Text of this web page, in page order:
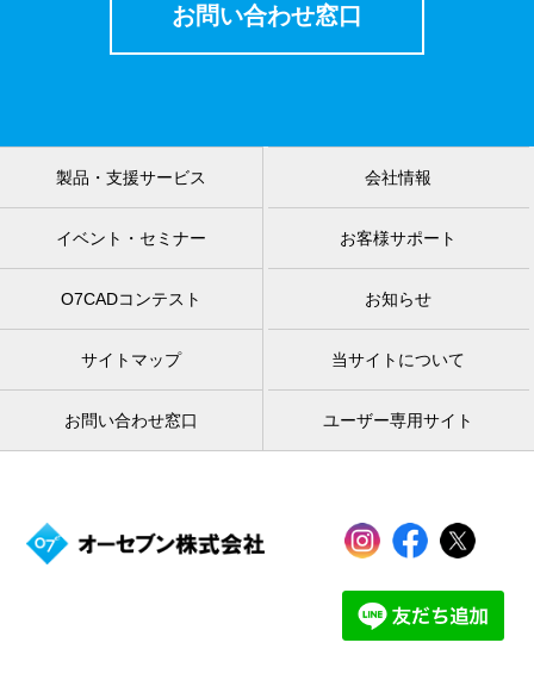
お問い合わせ窓口
製品・支援サービス 会社情報
イベント・セミナー お客様サポート
O7CADコンテスト お知らせ
サイトマップ 当サイトについて
お問い合わせ窓口 ユーザー専用サイト